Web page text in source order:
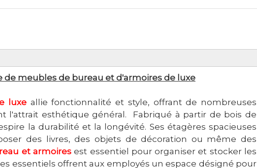
meubles de bureau et d'armoires de luxe
luxeallie fonctionnalité et style, offrant de nombreuses
l'attrait esthétique général. Fabriqué à partir de bois de
la durabilité et la longévité. Ses étagères spacieuses
des livres, des objets de décoration ou même des
et armoires est essentiel pour organiser et stocker les
essentiels offrent aux employés un espace désigné pour